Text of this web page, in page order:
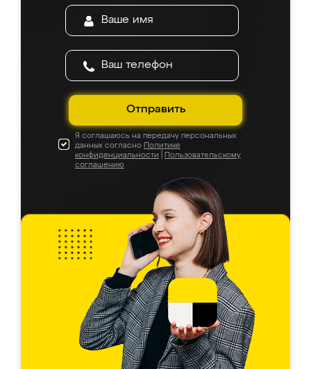
Отправить
Я соглашаюсь на передачу персональных
данных согласно Политике
конфиденциальности
Пользовательскому
соглашению